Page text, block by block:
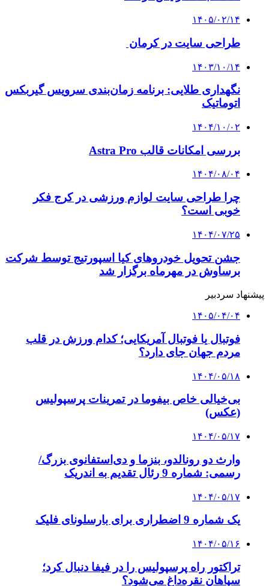
۱۴۰۵/۰۲/۱۴
طراحی سایت در کرمان
۱۴۰۳/۱۰/۱۴
نگهداری طلایی: برنامه زمان‌بندی سرویس گیربکس
اتوماتیک
۱۴۰۴/۱۰/۰۲
بررسی امکانات قالب Astra Pro
۱۴۰۴/۰۸/۰۴
چرا طراحی سایت لوازم ورزشی در کرج فکر
خوبی است؟
۱۴۰۴/۰۷/۲۵
جشن تحویل خودروهای کیا اسپورتیج توسط شرکت
برساوش در مهرماه برگزار شد
پیشنهاد سردبیر
۱۴۰۵/۰۴/۰۴
فوتبال یا فوتبال آمریکایی؛ کدام ورزش در قلب
مردم جهان جای دارد؟
۱۴۰۴/۰۵/۱۸
بی‌خیالی خاص بیفوما در تمرینات پرسپولیس
(عکس)
۱۴۰۴/۰۵/۱۷
وارث دو رونالدو، بنزما و دی‌استفانوی بزرگ/
رسمی: شماره 9 رئال تقدیم به اندریک
۱۴۰۴/۰۵/۱۷
یک شماره 9 اضطراری برای بارسلونای فلیک
۱۴۰۴/۰۵/۱۶
تراکتور راه پرسپولیس را در فیفا دنبال کرد؛
سپاهان نقره‌داغ می‌شود؟